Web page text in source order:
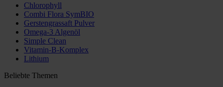
Chlorophyll
Combi Flora SymBIO
Gerstengrassaft Pulver
Omega-3 Algenöl
Simple Clean
Vitamin-B-Komplex
Lithium
Beliebte Themen